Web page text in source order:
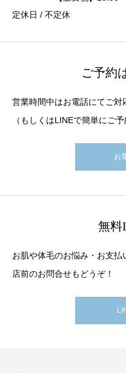
定休日 / 不定休
ご予約
営業時間中はお電話にてご対
（もしくはLINEで簡単にご
お
無料
お肌や体毛のお悩み・お支
店前のお問合せもどうぞ！